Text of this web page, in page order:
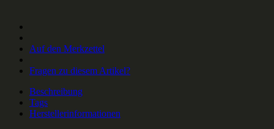
Auf den Merkzettel
Fragen zu diesem Artikel?
Beschreibung
Tags
Herstellerinformationen